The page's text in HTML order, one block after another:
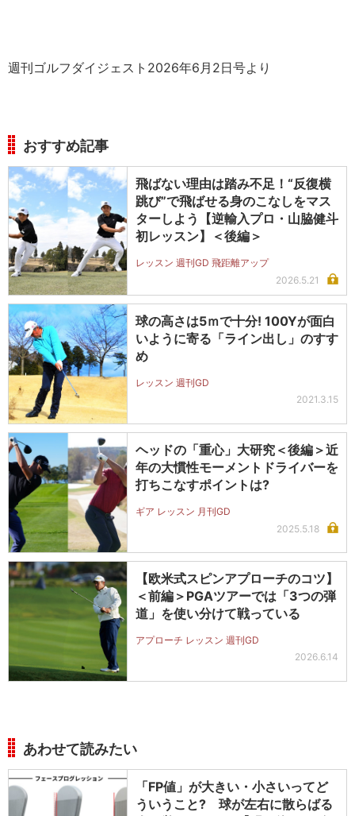
週刊ゴルフダイジェスト2026年6月2日号より
おすすめ記事
飛ばない理由は踏み不足！“反復横
跳び”で飛ばせる身のこなしをマス
ターしよう【逆輸入プロ・山脇健斗
初レッスン】＜後編＞
レッスン 週刊GD 飛距離アップ
2026.5.21
球の高さは5ｍで十分! 100Yが面白
いように寄る「ライン出し」のすす
め
レッスン 週刊GD
2021.3.15
ヘッドの「重心」大研究＜後編＞近
年の大慣性モーメントドライバーを
打ちこなすポイントは?
ギア レッスン 月刊GD
2025.5.18
【欧米式スピンアプローチのコツ】
＜前編＞PGAツアーでは「3つの弾
道」を使い分けて戦っている
アプローチ レッスン 週刊GD
2026.6.14
あわせて読みたい
「FP値」が大きい・小さいってど
ういうこと? 球が左右に散らばる